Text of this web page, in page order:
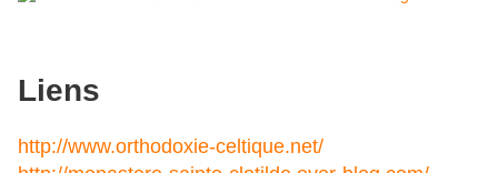
Liens
http://www.orthodoxie-celtique.net/